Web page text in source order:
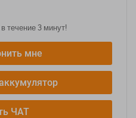
течение 3 минут!
мне
ЧАТ